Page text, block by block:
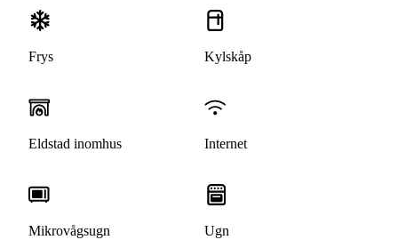
Frys Kylskåp
Eldstad inomhus Internet
Mikrovågsugn Ugn